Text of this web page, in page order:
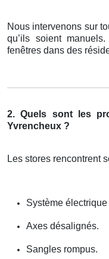
Nous intervenons sur
qu’ils soient
fenêtres dans des
2. Quels sont les
Yvrencheux ?
Les stores rencontrent
Système
Axes désalignés.
Sangles rompus.